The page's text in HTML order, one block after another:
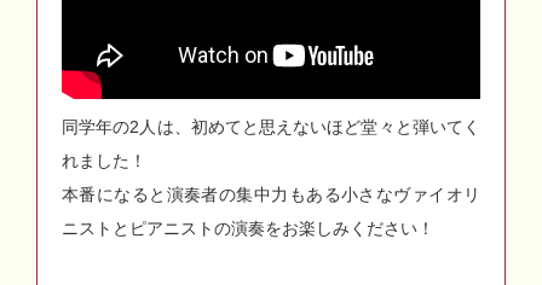
同学年の2人は、初めてと思えないほど堂々と弾いてく
れました！
本番になると演奏者の集中力もある小さなヴァイオリ
ニストとピアニストの演奏をお楽しみください！